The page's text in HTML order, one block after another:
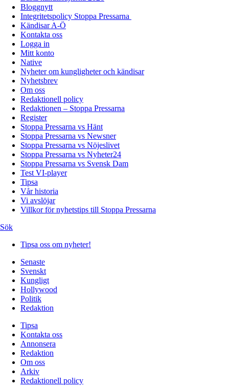
Bloggnytt
Integritetspolicy Stoppa Pressarna
Kändisar A-Ö
Kontakta oss
Logga in
Mitt konto
Native
Nyheter om kungligheter och kändisar
Nyhetsbrev
Om oss
Redaktionell policy
Redaktionen – Stoppa Pressarna
Register
Stoppa Pressarna vs Hänt
Stoppa Pressarna vs Newsner
Stoppa Pressarna vs Nöjeslivet
Stoppa Pressarna vs Nyheter24
Stoppa Pressarna vs Svensk Dam
Test VI-player
Tipsa
Vår historia
Vi avslöjar
Villkor för nyhetstips till Stoppa Pressarna
Sök
Tipsa oss om nyheter!
Senaste
Svenskt
Kungligt
Hollywood
Politik
Redaktion
Tipsa
Kontakta oss
Annonsera
Redaktion
Om oss
Arkiv
Redaktionell policy